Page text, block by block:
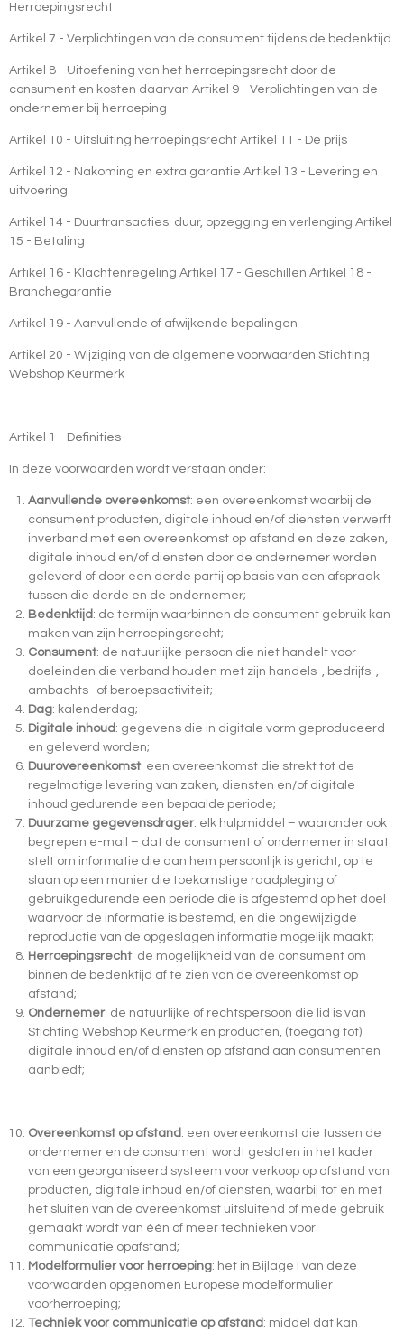
Herroepingsrecht
Artikel 7 - Verplichtingen van de consument tijdens de bedenktijd
Artikel 8 - Uitoefening van het herroepingsrecht door de
consument en kosten daarvan Artikel 9 - Verplichtingen van de
ondernemer bij herroeping
Artikel 10 - Uitsluiting herroepingsrecht Artikel 11 - De prijs
Artikel 12 - Nakoming en extra garantie Artikel 13 - Levering en
uitvoering
Artikel 14 - Duurtransacties: duur, opzegging en verlenging Artikel
15 - Betaling
Artikel 16 - Klachtenregeling Artikel 17 - Geschillen Artikel 18 -
Branchegarantie
Artikel 19 - Aanvullende of afwijkende bepalingen
Artikel 20 - Wijziging van de algemene voorwaarden Stichting
Webshop Keurmerk
Artikel 1 - Definities
In deze voorwaarden wordt verstaan onder:
Aanvullende overeenkomst: een overeenkomst waarbij de
consument producten, digitale inhoud en/of diensten verwerft
inverband met een overeenkomst op afstand en deze zaken,
digitale inhoud en/of diensten door de ondernemer worden
geleverd of door een derde partij op basis van een afspraak
tussen die derde en de ondernemer;
Bedenktijd : de termijn waarbinnen de consument gebruik kan
maken van zijn herroepingsrecht;
Consument: de natuurlijke persoon die niet handelt voor
doeleinden die verband houden met zijn handels-, bedrijfs-,
ambachts- of beroepsactiviteit;
Dag: kalenderdag;
Digitale inhoud : gegevens die in digitale vorm geproduceerd
en geleverd worden;
Duurovereenkomst: een overeenkomst die strekt tot de
regelmatige levering van zaken, diensten en/of digitale
inhoud gedurende een bepaalde periode;
Duurzame gegevensdrager: elk hulpmiddel – waaronder ook
begrepen e-mail – dat de consument of ondernemer in staat
stelt om informatie die aan hem persoonlijk is gericht, op te
slaan op een manier die toekomstige raadpleging of
gebruikgedurende een periode die is afgestemd op het doel
waarvoor de informatie is bestemd, en die ongewijzigde
reproductie van de opgeslagen informatie mogelijk maakt;
Herroepingsrecht: de mogelijkheid van de consument om
binnen de bedenktijd af te zien van de overeenkomst op
afstand;
Ondernemer: de natuurlijke of rechtspersoon die lid is van
Stichting Webshop Keurmerk en producten, (toegang tot)
digitale inhoud en/of diensten op afstand aan consumenten
aanbiedt;
Overeenkomst op afstand : een overeenkomst die tussen de
ondernemer en de consument wordt gesloten in het kader
van een georganiseerd systeem voor verkoop op afstand van
producten, digitale inhoud en/of diensten, waarbij tot en met
het sluiten van de overeenkomst uitsluitend of mede gebruik
gemaakt wordt van één of meer technieken voor
communicatie opafstand;
Modelformulier voor herroeping: het in Bijlage I van deze
voorwaarden opgenomen Europese modelformulier
voorherroeping;
Techniek voor communicatie op afstand : middel dat kan